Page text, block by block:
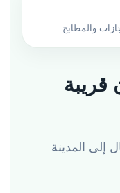
والمطابخ.
إلى المدينة